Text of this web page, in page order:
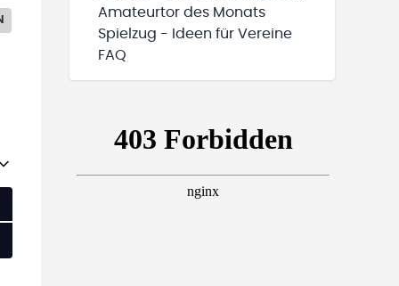
Amateurtor des Monats
Spielzug - Ideen für Vereine
FAQ